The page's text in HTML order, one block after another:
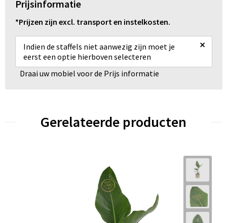
Prijsinformatie
*Prijzen zijn excl. transport en instelkosten.
Indien de staffels niet aanwezig zijn moet je
eerst een optie hierboven selecteren
×
Draai uw mobiel voor de Prijs informatie
Gerelateerde producten